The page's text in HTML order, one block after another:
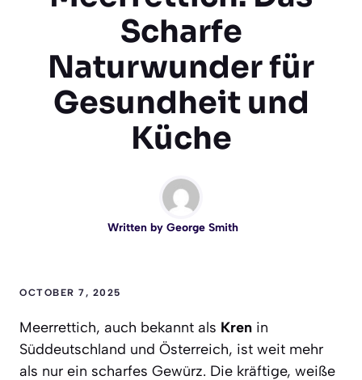
Scharfe
Naturwunder für
Gesundheit und
Küche
Written by George Smith
OCTOBER 7, 2025
Meerrettich, auch bekannt als Kren in
Süddeutschland und Österreich, ist weit mehr
als nur ein scharfes Gewürz. Die kräftige, weiße